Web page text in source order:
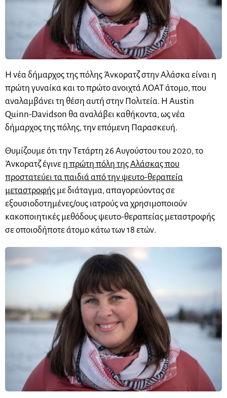
Η νέα δήμαρχος της πόλης Άνκορατζ στην Αλάσκα είναι η
πρώτη γυναίκα και το πρώτο ανοιχτά ΛΟΑΤ άτομο, που
αναλαμβάνει τη θέση αυτή στην Πολιτεία. Η Austin
Quinn-Davidson θα αναλάβει καθήκοντα, ως νέα
δήμαρχος της πόλης, την επόμενη Παρασκευή.
Θυμίζουμε ότι την Τετάρτη 26 Αυγούστου του 2020, το
Άνκορατζ έγινε η πρώτη πόλη της Αλάσκας που
προστατεύει τα παιδιά από την ψευτο-θεραπεία
μεταστροφής με διάταγμα, απαγορεύοντας σε
εξουσιοδοτημένες/ους ιατρούς να χρησιμοποιούν
κακοποιητικές μεθόδους ψευτο-θεραπείας μεταστροφής
σε οποιοδήποτε άτομο κάτω των 18 ετών.